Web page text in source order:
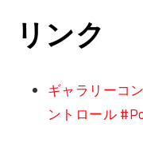
リンク
ギャラリーコ
ントロール